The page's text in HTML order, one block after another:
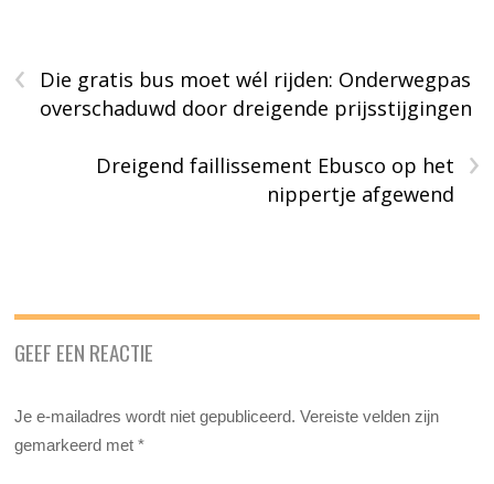
‹
Die gratis bus moet wél rijden: Onderwegpas
overschaduwd door dreigende prijsstijgingen
›
Dreigend faillissement Ebusco op het
nippertje afgewend
GEEF EEN REACTIE
Je e-mailadres wordt niet gepubliceerd. Vereiste velden zijn
gemarkeerd met*